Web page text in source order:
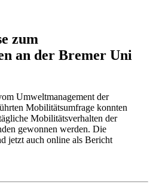
zum
an der Bremer Uni
Umweltmanagement der
Mobilitätsumfrage konnten
Mobilitätsverhalten der
gewonnen werden. Die
jetzt auch online als Bericht